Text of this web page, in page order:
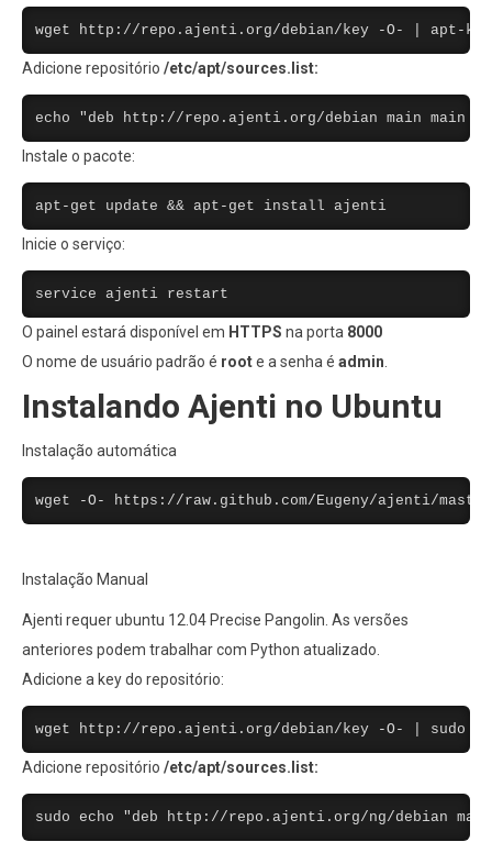
wget http://repo.ajenti.org/debian/key -O- | apt-
Adicione repositório /etc/apt/sources.list:
echo "deb http://repo.ajenti.org/debian main main
Instale o pacote:
apt-get update && apt-get install ajenti
Inicie o serviço:
service ajenti restart
O painel estará disponível em HTTPS na porta 8000
O nome de usuário padrão é roote a senha é admin
Instalando Ajenti no Ubuntu
Instalação automática
wget -O- https://raw.github.com/Eugeny/ajenti/
Instalação Manual
Ajenti requer ubuntu 12.04 Precise Pangolin. As versões
anteriores podem trabalhar com Python atualizado.
Adicione a key do repositório:
wget http://repo.ajenti.org/debian/key -O- | sudo
Adicione repositório /etc/apt/sources.list:
sudo echo "deb http://repo.ajenti.org/ng/debian